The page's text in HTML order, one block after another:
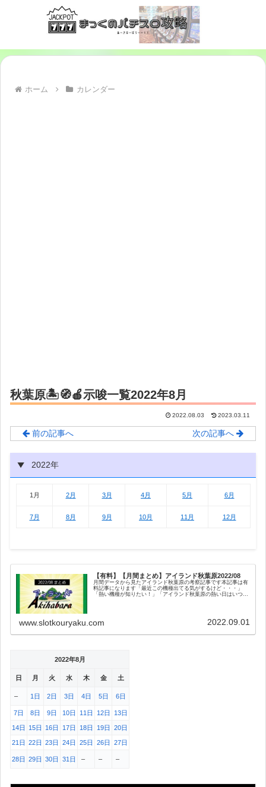
ホーム カレンダー
秋葉原🏝🧭🍎示唆一覧2022年8月
2022.08.03 2023.03.11
前の記事へ 次の記事へ
2022年
1月 2月 3月 4月 5月 6月
7月 8月 9月 10月 11月 12月
【有料】【月間まとめ】アイランド秋葉原2022/08
月間データから見たアイランド秋葉原の考察記事です本記事は有
料記事になります「最近この機種出てる気がするけど・・・」
「熱い機種が知りたい！」「アイランド秋葉原の熱い日はいつ」
www.slotkouryaku.com 2022.09.01
2022年8月
日 月 火 水 木 金 土
– 1日 2日 3日 4日 5日 6日
7日 8日 9日 10日 11日 12日 13日
14日 15日 16日 17日 18日 19日 20日
21日 22日 23日 24日 25日 26日 27日
28日 29日 30日 31日 – – –